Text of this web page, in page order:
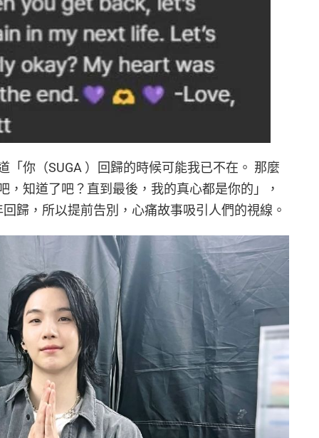
「你（SUGA ）回歸的時候可能我已不在。 那麼
，知道了吧？直到最後，我的真心都是你的」，
歸，所以提前告別，心痛故事吸引人們的視線。